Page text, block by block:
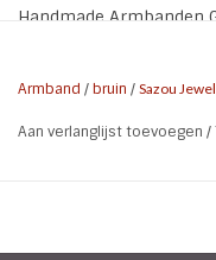
Handmade Armbanden
Kleur:
OPTIE 2: Zilver
Armband /bruin / Sazou
Aan verlanglijst toevoegen /